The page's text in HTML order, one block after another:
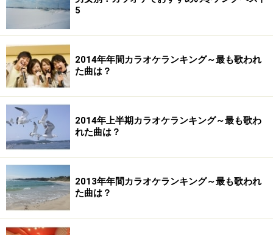
5
2014年年間カラオケランキング～最も歌われ
た曲は？
2014年上半期カラオケランキング～最も歌わ
れた曲は？
2013年年間カラオケランキング～最も歌われ
た曲は？